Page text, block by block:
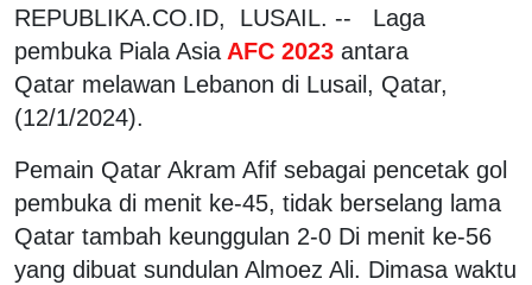
REPUBLIKA.CO.ID, LUSAIL. -- Laga
pembuka Piala Asia AFC 2023 antara
Qatar melawan Lebanon di Lusail, Qatar,
(12/1/2024).
Pemain Qatar Akram Afif sebagai pencetak gol
pembuka di menit ke-45, tidak berselang lama
Qatar tambah keunggulan 2-0 Di menit ke-56
yang dibuat sundulan Almoez Ali. Dimasa waktu